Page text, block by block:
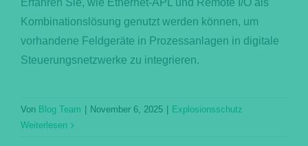
Erfahren Sie, wie Ethernet-APL und Remote I/O als
Kombinationslösung genutzt werden können, um
vorhandene Feldgeräte in Prozessanlagen in digitale
Steuerungsnetzwerke zu integrieren.
Von Blog Team November 6, 2025
Explosionsschutz
Weiterlesen